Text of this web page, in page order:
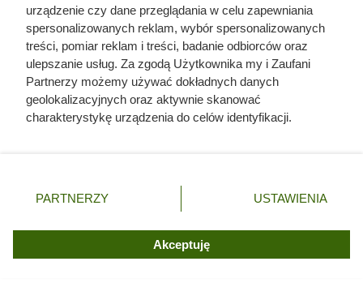
Ostatnie godziny komendanta
urządzenie czy dane przeglądania w celu zapewniania
spersonalizowanych reklam, wybór spersonalizowanych
treści, pomiar reklam i treści, badanie odbiorców oraz
ulepszanie usług. Za zgodą Użytkownika my i Zaufani
Partnerzy możemy używać dokładnych danych
geolokalizacyjnych oraz aktywnie skanować
charakterystykę urządzenia do celów identyfikacji.
zmienić/wycofać klikając przycisk ustawień prywatności
znajdujący się w lewym dolnym rogu strony. Niektóre
użytkownika, ale masz prawo sprzeciwić się takiemu
przetwarzaniu. Preferencje będą miały zastosowania tylko
PARTNERZY USTAWIENIA
Akceptuję